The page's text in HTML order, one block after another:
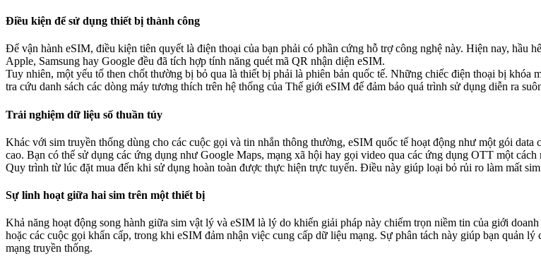
Điều kiện để sử dụng thiết bị thành công​
Để vận hành eSIM, điều kiện tiên quyết là điện thoại của bạn phải có phần cứng hỗ trợ công nghệ này. Hiện nay, hầu
Apple, Samsung hay Google đều đã tích hợp tính năng quét mã QR nhận diện eSIM.
Tuy nhiên, một yếu tố then chốt thường bị bỏ qua là thiết bị phải là phiên bản quốc tế. Những chiếc điện thoại bị
tra cứu danh sách các dòng máy tương thích trên hệ thống của Thế giới eSIM để đảm bảo quá trình sử dụng diễn ra
Trải nghiệm dữ liệu số thuần túy​
Khác với sim truyền thống dùng cho các cuộc gọi và tin nhắn thông thường, eSIM quốc tế hoạt động như một gói
cao. Bạn có thể sử dụng các ứng dụng như Google Maps, mạng xã hội hay gọi video qua các ứng dụng OTT một cách
Quy trình từ lúc đặt mua đến khi sử dụng hoàn toàn được thực hiện trực tuyến. Điều này giúp loại bỏ rủi ro làm mất
Sự linh hoạt giữa hai sim trên một thiết bị​
Khả năng hoạt động song hành giữa sim vật lý và eSIM là lý do khiến giải pháp này chiếm trọn niềm tin của giới
hoặc các cuộc gọi khẩn cấp, trong khi eSIM đảm nhận việc cung cấp dữ liệu mạng. Sự phân tách này giúp bạn quản
mạng truyền thống.